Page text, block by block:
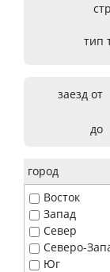
тип
заезд от
до
город
Восток
Запад
Север
Северо-
Юг